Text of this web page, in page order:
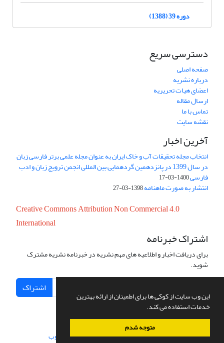
این وب سایت از کوکی ها برای اطمینان از ارائه بهترین
خدمات استفاده می کند.
متوجه شدم
دوره 39 (1388)
دسترسی سریع
صفحه اصلی
درباره نشریه
اعضای هیات تحریریه
ارسال مقاله
تماس با ما
نقشه سایت
آخرین اخبار
انتخاب مجله تحقیقات آب و خاک ایران به عنوان مجله علمی برتر فارسی زبان
در سال 1399 در پانزدهمین گردهمایی بین المللی انجمن ترویج زبان و ادب
فارسی1400-03-17
انتشار به صورت ماهنامه1398-03-27
Creative Commons Attribution Non Commercial 4.0
International
اشتراک خبرنامه
برای دریافت اخبار و اطلاعیه های مهم نشریه در خبرنامه نشریه مشترک
شوید.
اشتراک
سامانه مدیریت نشریات علمی.طراحی و پیاده سازی از سیناوب